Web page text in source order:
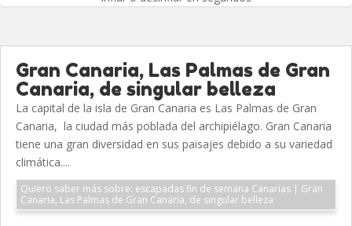
Gran Canaria, Las Palmas de Gran
Canaria, de singular belleza
La capital de la isla de Gran Canaria es Las Palmas de Gran
Canaria, la ciudad más poblada del archipiélago. Gran Canaria
tiene una gran diversidad en sus paisajes debido a su variedad
climática....
Quiero saber más sobre: escapadas fin de semana Canarias | Gran
Canaria, Las Palmas de Gran Canaria, de singular belleza